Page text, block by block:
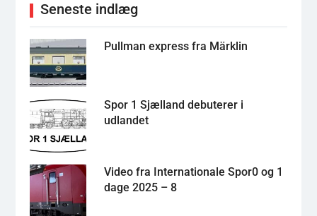
Seneste indlæg
Pullman express fra Märklin
Spor 1 Sjælland debuterer i
udlandet
Video fra Internationale Spor0 og 1
dage 2025 – 8